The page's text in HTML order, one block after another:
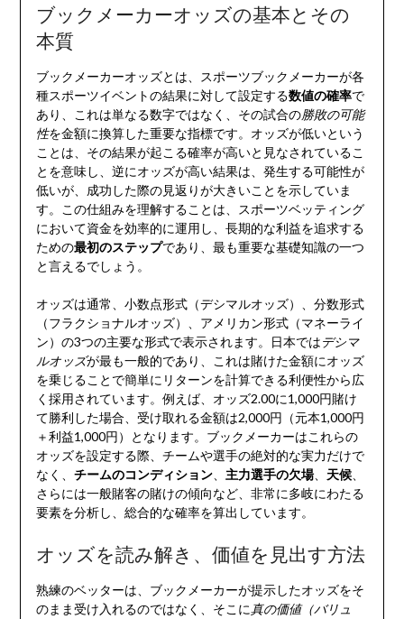
ブックメーカーオッズの基本とその
本質
ブックメーカーオッズとは、スポーツブックメーカーが各
種スポーツイベントの結果に対して設定する数値の確率で
あり、これは単なる数字ではなく、その試合の勝敗の可能
性を金額に換算した重要な指標です。オッズが低いという
ことは、その結果が起こる確率が高いと見なされているこ
とを意味し、逆にオッズが高い結果は、発生する可能性が
低いが、成功した際の見返りが大きいことを示していま
す。この仕組みを理解することは、スポーツベッティング
において資金を効率的に運用し、長期的な利益を追求する
ための最初のステップであり、最も重要な基礎知識の一つ
と言えるでしょう。
オッズは通常、小数点形式（デシマルオッズ）、分数形式
（フラクショナルオッズ）、アメリカン形式（マネーライ
ン）の3つの主要な形式で表示されます。日本ではデシマ
ルオッズが最も一般的であり、これは賭けた金額にオッズ
を乗じることで簡単にリターンを計算できる利便性から広
く採用されています。例えば、オッズ2.00に1,000円賭け
て勝利した場合、受け取れる金額は2,000円（元本1,000円
＋利益1,000円）となります。ブックメーカーはこれらの
オッズを設定する際、チームや選手の絶対的な実力だけで
なく、 チームのコンディション、 主力選手の欠場、 天候、
さらには一般賭客の賭けの傾向など、非常に多岐にわたる
要素を分析し、総合的な確率を算出しています。
オッズを読み解き、価値を見出す方法
熟練のベッターは、ブックメーカーが提示したオッズをそ
のまま受け入れるのではなく、そこに真の価値（バリュ